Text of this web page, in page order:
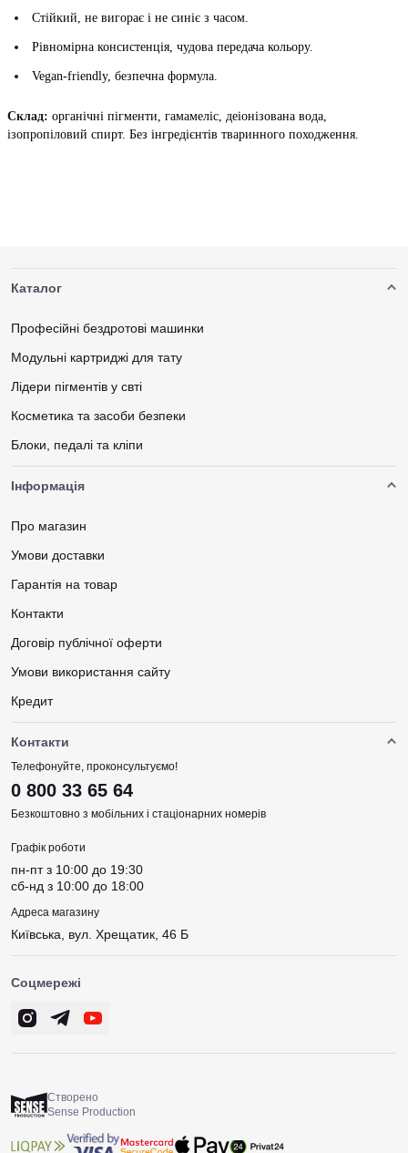
Стійкий, не вигорає і не синіє з часом.
Рівномірна консистенція, чудова передача кольору.
Vegan-friendly, безпечна формула.
Склад: органічні пігменти, гамамеліс, деіонізована вода,
ізопропіловий спирт. Без інгредієнтів тваринного походження.
Каталог
Професійні бездротові машинки
Модульні картриджі для тату
Лідери пігментів у свті
Косметика та засоби безпеки
Блоки, педалі та кліпи
Інформація
Про магазин
Умови доставки
Гарантія на товар
Контакти
Договір публічної оферти
Умови використання сайту
Кредит
Контакти
Телефонуйте, проконсультуємо!
0 800 33 65 64
Безкоштовно з мобільних і стаціонарних номерів
Графік роботи
пн-пт з 10:00 до 19:30
сб-нд з 10:00 до 18:00
Адреса магазину
Київська, вул. Хрещатик, 46 Б
Соцмережі
Створено
Sense Production